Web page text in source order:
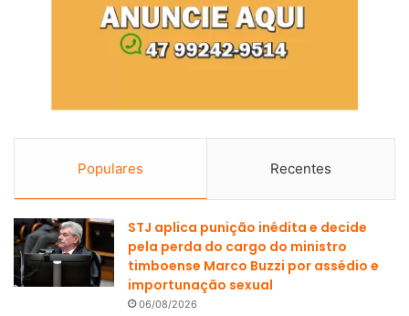
Populares Recentes
STJ aplica punição inédita e decide
pela perda do cargo do ministro
timboense Marco Buzzi por assédio e
importunação sexual
06/08/2026